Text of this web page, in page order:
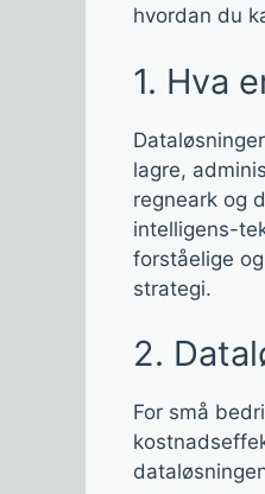
hvordan du
1. Hva
lagre,
regneark og
intelligens-
forståelige
strategi.
2.
For små